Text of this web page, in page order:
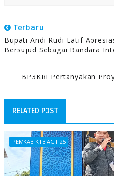
Terbaru
Bupati Andi Rudi Latif
Bersujud Sebagai Bandara
BP3KRI Pertanyakan
RELATED POST
PEMKAB KTB AGT 25